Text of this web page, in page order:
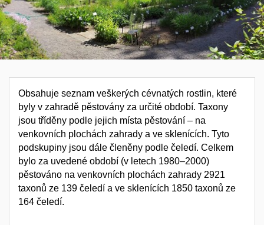
Obsahuje seznam veškerých cévnatých rostlin, které
byly v zahradě pěstovány za určité období. Taxony
jsou tříděny podle jejich místa pěstování – na
venkovních plochách zahrady a ve sklenících. Tyto
podskupiny jsou dále členěny podle čeledí. Celkem
bylo za uvedené období (v letech 1980–2000)
pěstováno na venkovních plochách zahrady 2921
taxonů ze 139 čeledí a ve sklenících 1850 taxonů ze
164 čeledí.